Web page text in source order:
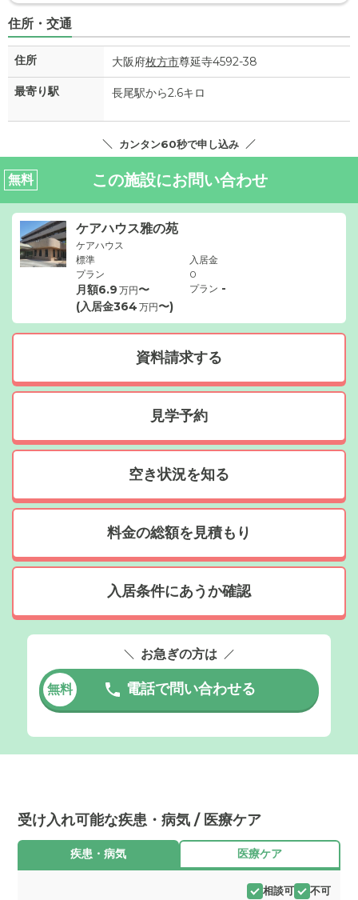
住所・交通
住所 大阪府枚方市尊延寺4592-38
最寄り駅 長尾駅から2.6キロ
カンタン60秒で申し込み
無料 この施設にお問い合わせ
ケアハウス雅の苑
ケアハウス
標準
プラン
月額6.9 万円〜
(入居金364 万円〜)
入居金
0
プラン -
資料請求する
見学予約
空き状況を知る
料金の総額を見積もり
入居条件にあうか確認
お急ぎの方は
無料 電話で問い合わせる
受け入れ可能な疾患・病気 / 医療ケア
疾患・病気 医療ケア
相談可 不可